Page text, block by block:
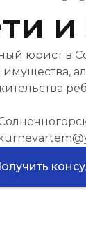
юрист в
имущества,